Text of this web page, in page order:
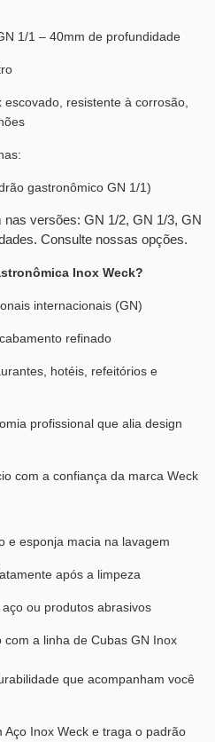
1/1 – 40mm de profundidade
escovado, resistente à corrosão,
gastronômico GN 1/1)
versões: GN 1/2, GN 1/3, GN
Consulte nossas opções.
Inox Weck?
internacionais (GN)
refinado
hotéis, refeitórios e
profissional que alia design
com a confiança da marca Weck
e esponja macia na lavagem
após a limpeza
ou produtos abrasivos
a linha de Cubas GN Inox
que acompanham você
Inox Weck e traga o padrão